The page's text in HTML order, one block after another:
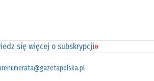
się więcej o subskrypcji»